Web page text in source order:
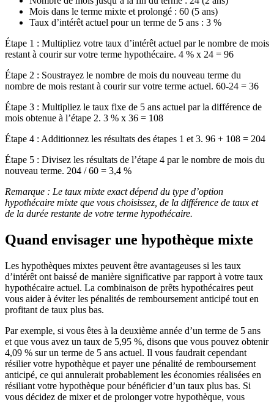
Mois dans le terme mixte et prolongé : 60 (5 ans)
Taux d’intérêt actuel pour un terme de 5 ans : 3 %
Étape 1 : Multipliez votre taux d’intérêt actuel par le nombre de mois
restant à courir sur votre terme hypothécaire. 4 % x 24 = 96
Étape 2 : Soustrayez le nombre de mois du nouveau terme du
nombre de mois restant à courir sur votre terme actuel. 60-24 = 36
Étape 3 : Multipliez le taux fixe de 5 ans actuel par la différence de
mois obtenue à l’étape 2. 3 % x 36 = 108
Étape 4 : Additionnez les résultats des étapes 1 et 3. 96 + 108 = 204
Étape 5 : Divisez les résultats de l’étape 4 par le nombre de mois du
nouveau terme. 204 / 60 = 3,4 %
Remarque : Le taux mixte exact dépend du type d’option
hypothécaire mixte que vous choisissez, de la différence de taux et
de la durée restante de votre terme hypothécaire.
Quand envisager une hypothèque mixte
Les hypothèques mixtes peuvent être avantageuses si les taux
d’intérêt ont baissé de manière significative par rapport à votre taux
hypothécaire actuel. La combinaison de prêts hypothécaires peut
vous aider à éviter les pénalités de remboursement anticipé tout en
profitant de taux plus bas.
Par exemple, si vous êtes à la deuxième année d’un terme de 5 ans
et que vous avez un taux de 5,95 %, disons que vous pouvez obtenir
4,09 % sur un terme de 5 ans actuel. Il vous faudrait cependant
résilier votre hypothèque et payer une pénalité de remboursement
anticipé, ce qui annulerait probablement les économies réalisées en
résiliant votre hypothèque pour bénéficier d’un taux plus bas. Si
vous décidez de mixer et de prolonger votre hypothèque, vous